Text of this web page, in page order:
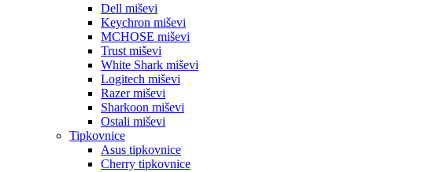
Dell miševi
Keychron miševi
MCHOSE miševi
Trust miševi
White Shark miševi
Logitech miševi
Razer miševi
Sharkoon miševi
Ostali miševi
Tipkovnice
Asus tipkovnice
Cherry tipkovnice